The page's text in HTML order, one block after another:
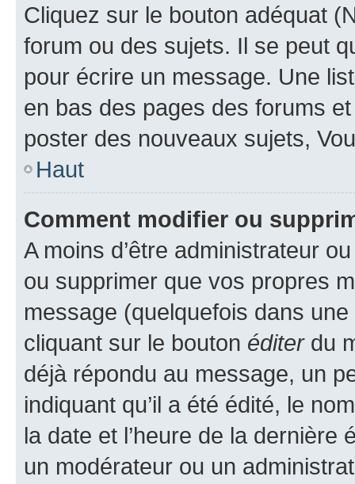
Cliquez sur le bouton adéquat
forum ou des sujets. Il se peut
pour écrire un message. Une
en bas des pages des forums
poster des nouveaux sujets,
Haut
Comment modifier ou
A moins d’être administrateur
ou supprimer que vos propres
message (quelquefois dans
cliquant sur le bouton éditerdu
déjà répondu au message, un
indiquant qu’il a été édité, le
la date et l’heure de la dernière
un modérateur ou un